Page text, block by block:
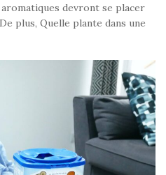
devront se placer
plus, Quelle plante dans une